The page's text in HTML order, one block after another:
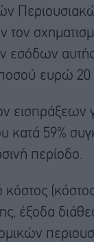
τον
εσόδων
ευρώ 20
εισπράξεων
κατά 59%
περίοδο.
κόστος
έξοδα